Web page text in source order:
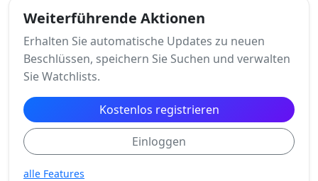
Weiterführende Aktionen
Erhalten Sie automatische Updates zu neuen
Beschlüssen, speichern Sie Suchen und verwalten
Sie Watchlists.
Kostenlos registrieren
Einloggen
alle Features